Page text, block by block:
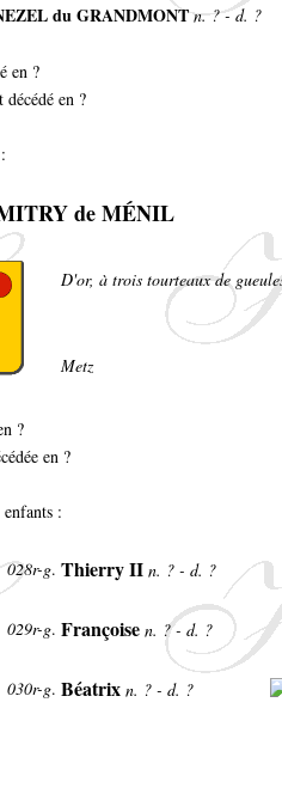
du GRANDMONT n. ? - d. ?
en ?
décédé en ?
de MÉNIL
D'or, à trois tourteaux de
Metz
?
en ?
:
028r-g. Thierry II n. ? - d. ?
029r-g. Françoise n. ? - d. ?
030r-g. Béatrix n. ? - d. ?